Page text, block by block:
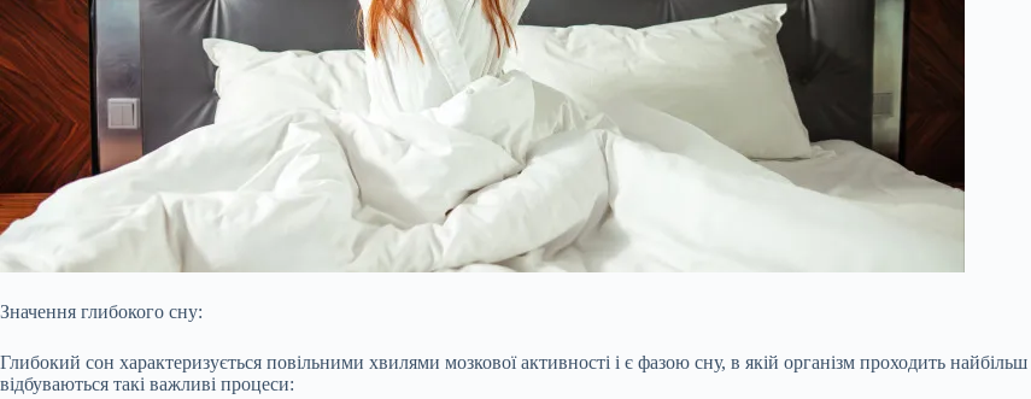
Значення глибокого сну:
Глибокий сон характеризується повільними хвилями мозкової активності і є фазою сну, в якій організм проходить
відбуваються такі важливі процеси: